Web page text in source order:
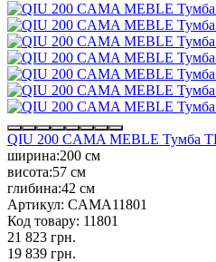
QIU 200 CAMA MEBLE Тумба
ширина:200 см
висота:57 см
глибина:42 см
Артикул: CAMA11801
Код товару: 11801
21 823 грн.
19 839 грн.